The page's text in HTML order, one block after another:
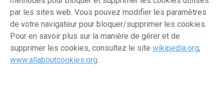
par les sites web. Vous pouvez modifier les paramètres
de votre navigateur pour bloquer/supprimer les cookies.
Pour en savoir plus sur la manière de gérer et de
supprimer les cookies, consultez le site wikipedia.org,
www.allaboutcookies.org.